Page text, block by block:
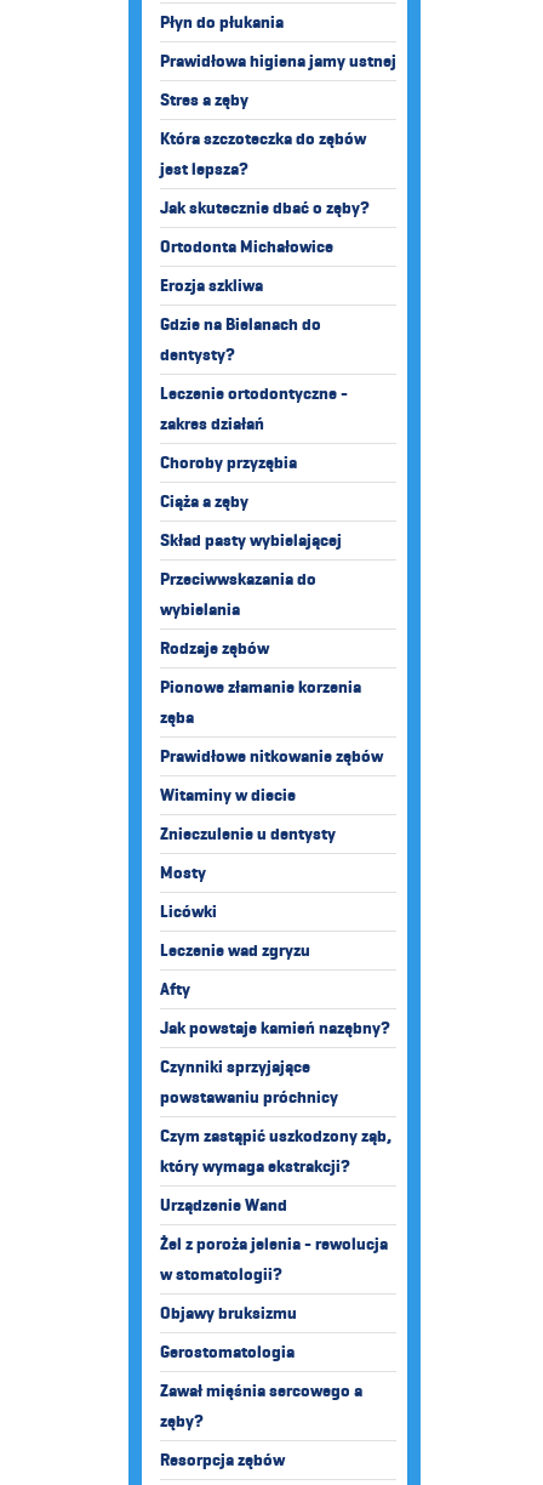
Płyn do płukania
Prawidłowa higiena jamy ustnej
Stres a zęby
Która szczoteczka do zębów
jest lepsza?
Jak skutecznie dbać o zęby?
Ortodonta Michałowice
Erozja szkliwa
Gdzie na Bielanach do
dentysty?
Leczenie ortodontyczne -
zakres działań
Choroby przyzębia
Ciąża a zęby
Skład pasty wybielającej
Przeciwwskazania do
wybielania
Rodzaje zębów
Pionowe złamanie korzenia
zęba
Prawidłowe nitkowanie zębów
Witaminy w diecie
Znieczulenie u dentysty
Mosty
Licówki
Leczenie wad zgryzu
Afty
Jak powstaje kamień nazębny?
Czynniki sprzyjające
powstawaniu próchnicy
Czym zastąpić uszkodzony ząb,
który wymaga ekstrakcji?
Urządzenie Wand
Żel z poroża jelenia - rewolucja
w stomatologii?
Objawy bruksizmu
Gerostomatologia
Zawał mięśnia sercowego a
zęby?
Resorpcja zębów